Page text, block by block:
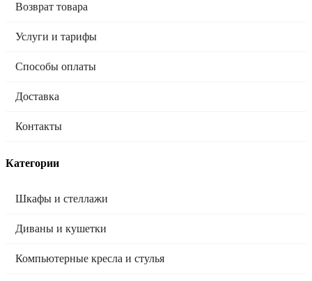
Возврат товара
Услуги и тарифы
Способы оплаты
Доставка
Контакты
Категории
Шкафы и стеллажи
Диваны и кушетки
Компьютерные кресла и стулья